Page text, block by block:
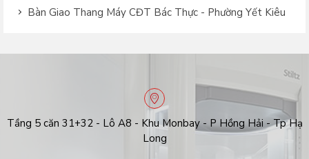
Bàn Giao Thang Máy CĐT Bác Thực - Phường Yết Kiêu
Tầng 5 căn 31+32 - Lô A8 - Khu Monbay - P Hồng Hải - Tp Hạ
Long